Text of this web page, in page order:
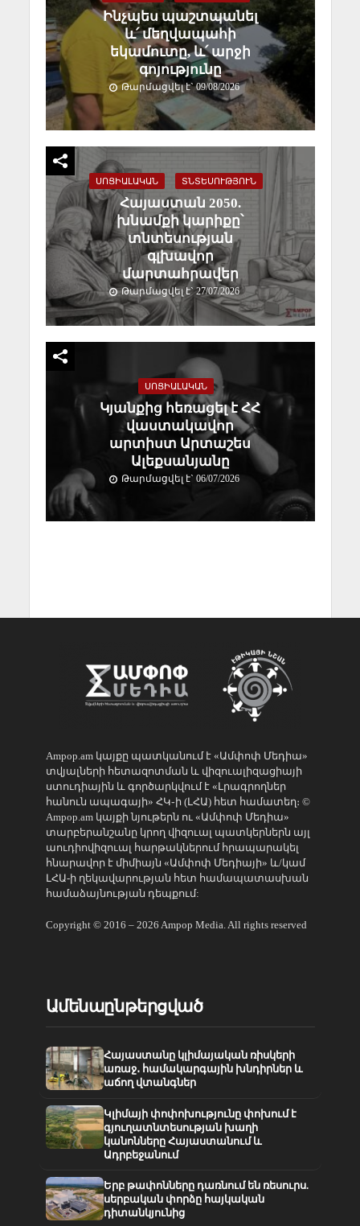
Ինչպես պաշտպանել
և՛ մեղվապահի
եկամուտը, և՛ արջի
գոյությունը
Թարմացվել է` 09/08/2026
ՍՈՑԻԱԼԱԿԱՆ ՏՆՏԵՍՈՒԹՅՈՒՆ
Հայաստան 2050.
խնամքի կարիքը՝
տնտեսության
գլխավոր
մարտահրավեր
Թարմացվել է` 27/07/2026
ՍՈՑԻԱԼԱԿԱՆ
Կյանքից հեռացել է ՀՀ
վաստակավոր
արտիստ Արտաշես
Ալեքսանյանը
Թարմացվել է` 06/07/2026
Ampop.am կայքը պատկանում է «Ամփոփ Մեդիա»
տվյալների հետազոտման և վիզուալիզացիայի
ստուդիային և գործարկվում է «Լրագրողներ
հանուն ապագայի» ՀԿ֊ի (ԼՀԱ) հետ համատեղ։ ©
Ampop.am կայքի նյութերն ու «Ամփոփ Մեդիա»
տարբերանշանը կրող վիզուալ պատկերներն այլ
աուդիովիզուալ հարթակներում հրապարակել
հնարավոր է միմիայն «Ամփոփ Մեդիայի» և/կամ
ԼՀԱ-ի ղեկավարության հետ համապատասխան
համաձայնության դեպքում:
Copyright © 2016 – 2026 Ampop Media. All rights reserved
Ամենաընթերցված
Հայաստանը կլիմայական ռիսկերի
առաջ․ համակարգային խնդիրներ և
աճող վտանգներ
Կլիմայի փոփոխությունը փոխում է
գյուղատնտեսության խաղի
կանոնները Հայաստանում և
Ադրբեջանում
Երբ թափոնները դառնում են ռեսուրս.
սերբական փորձը հայկական
դիտանկյունից